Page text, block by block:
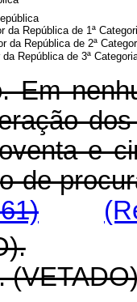
da República de 1ª
da República de 2ª
da República de 3ª
Em
e
de